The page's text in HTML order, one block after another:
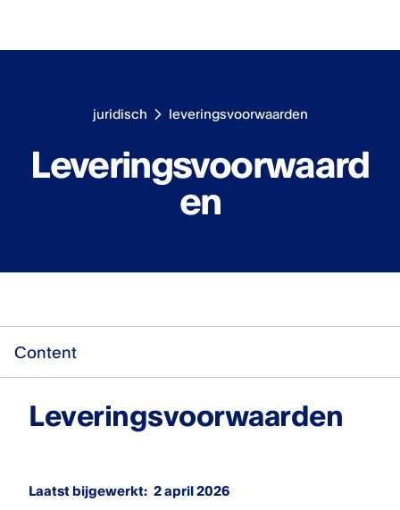
juridisch leveringsvoorwaarden
Leveringsvoorwaard
en
Content
Leveringsvoorwaarden
Laatst bijgewerkt: 2 april 2026